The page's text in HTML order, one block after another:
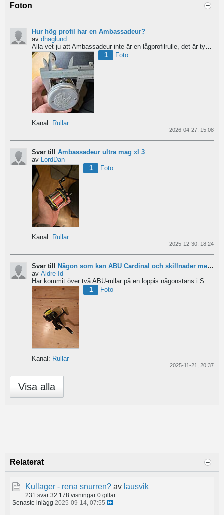
Foton
Hur hög profil har en Ambassadeur?
av dhaglund
Alla vet ju att Ambassadeur inte är en lågprofilrulle, det är tydligt. Men hur hög profil har de egentligen?...
1
Foto
Kanal: Rullar
2026-04-27, 15:08
Svar till Ambassadeur ultra mag xl 3
av LordDan
1
Foto
Kanal: Rullar
2025-12-30, 18:24
Svar till
Någon som kan ABU Cardinal och skillnader mellan äldre rullar?
av Äldre Id
Har kommit över två ABU-rullar på en loppis någonstans i Sverige. Servat själv nu. Den ena är en klassisk...
1
Foto
Kanal: Rullar
2025-11-21, 20:37
Visa alla
Relaterat
Kullager - rena snurren? av lausvik
231 svar 32 178 visningar 0 gillar
Senaste inlägg 2025-09-14, 07:55